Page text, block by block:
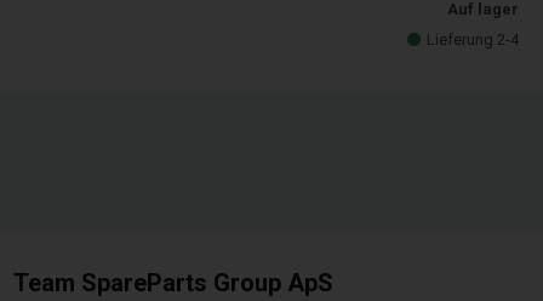
Auf lager
Lieferung 2-4
Team SpareParts Group ApS